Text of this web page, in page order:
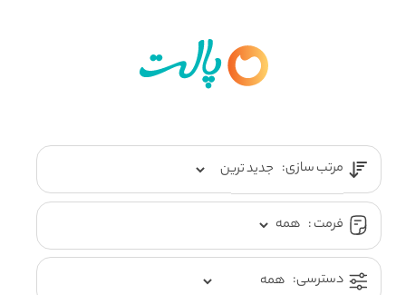
مرتب سازی:
فرمت :
دسترسی: